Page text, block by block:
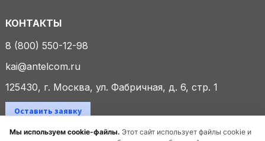
Мы используем cookie-файлы. Этот сайт использует файлы cookie и
КОНТАКТЫ
8 (800) 550-12-98
kai@antelcom.ru
125430, г. Москва, ул. Фабричная, д. 6, стр. 1
Оставить заявку